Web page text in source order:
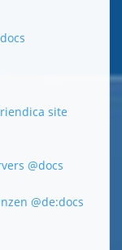
site
@docs
@de:docs